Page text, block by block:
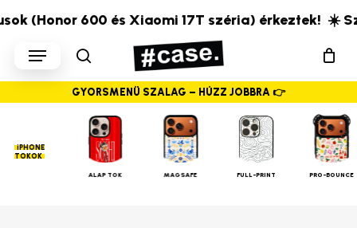
to
main
content
(Honor 600 és Xiaomi 17T széria) érkeztek! ☀️
search
Menu
GYORSMENÜ SZALAG – HÚZZ JOBBRA 👉
iPHONE
TOKOK
ALAP TOK MAGSAFE FULL-PRINT PRO-BOUNCE
Filters